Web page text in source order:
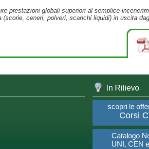
prestazioni globali superiori al semplice
ceneri, polveri, scarichi liquidi) in uscita
In Rilievo
scopri le
Corsi
Catalogo
UNI, CEN